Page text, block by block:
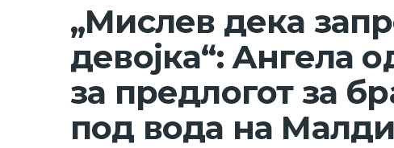
„Мислев дека
девојка“: Ангела
за предлогот за
под вода на